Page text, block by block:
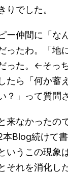
りでした。
ー仲間に「な
ったわ。「地
った。←そっ
たら「何か蓄
？」って質問
来なかったの
Blog続けて
いうこの現象
それを消化し